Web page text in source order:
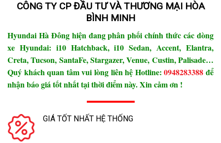
CÔNG TY CP ĐẦU TƯ VÀ THƯƠNG MẠI HÒA
BÌNH MINH
Hyundai Hà Đông hiện đang phân phối chính thức các dòng
xe Hyundai: i10 Hatchback, i10 Sedan, Accent, Elantra,
Creta, Tucson, SantaFe, Stargazer, Venue, Custin, Palisade…
Quý khách quan tâm vui lòng liên hệ Hotline:0948283388 để
nhận báo giá tốt nhất tại thời điểm này. Xin cảm ơn !
GIÁ TỐT NHẤT HỆ THỐNG